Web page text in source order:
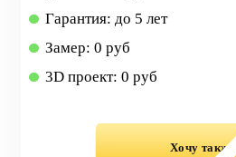
Гарантия: до 5 лет
Замер: 0 руб
3D проект: 0 руб
Хочу также